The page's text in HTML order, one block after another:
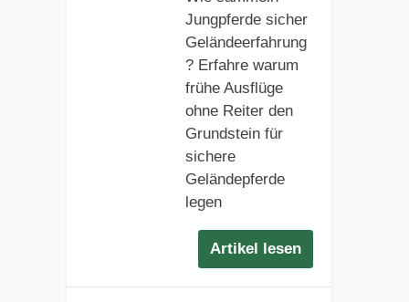
Jungpferde sicher
Geländeerfahrung
? Erfahre warum
frühe Ausflüge
ohne Reiter den
Grundstein für
sichere
Geländepferde
legen
Artikel lesen